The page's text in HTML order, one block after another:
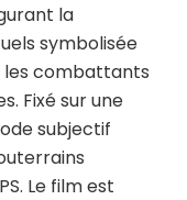
la
symbolisée
les combattants
Fixé sur une
subjectif
Le film est